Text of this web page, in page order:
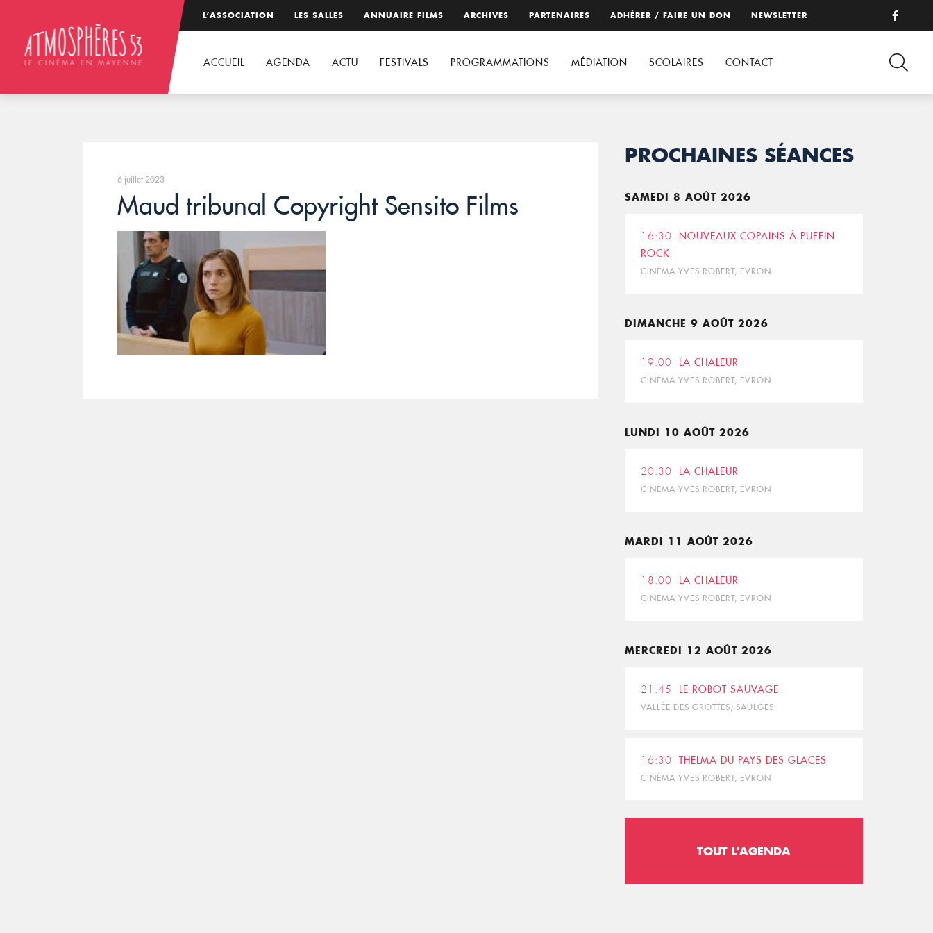
L’ASSOCIATION LES SALLES ANNUAIRE FILMS ARCHIVES PARTENAIRES ADHÉRER / FAIRE UN DON NEWSLETTER
ACCUEIL AGENDA ACTU FESTIVALS PROGRAMMATIONS MÉDIATION SCOLAIRES CONTACT
6 juillet 2023
Maud tribunal Copyright Sensito Films
PROCHAINES SÉANCES
SAMEDI 8 AOÛT 2026
16:30
NOUVEAUX COPAINS À PUFFIN
ROCK
CINÉMA YVES ROBERT, EVRON
DIMANCHE 9 AOÛT 2026
19:00 LA CHALEUR
CINÉMA YVES ROBERT, EVRON
LUNDI 10 AOÛT 2026
20:30 LA CHALEUR
CINÉMA YVES ROBERT, EVRON
MARDI 11 AOÛT 2026
18:00 LA CHALEUR
CINÉMA YVES ROBERT, EVRON
MERCREDI 12 AOÛT 2026
21:45 LE ROBOT SAUVAGE
VALLÉE DES GROTTES, SAULGES
16:30 THELMA DU PAYS DES GLACES
CINÉMA YVES ROBERT, EVRON
TOUT L'AGENDA